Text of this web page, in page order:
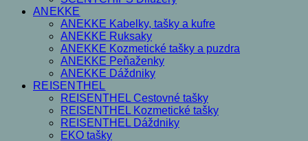
ANEKKE
ANEKKE Kabelky, tašky a kufre
ANEKKE Ruksaky
ANEKKE Kozmetické tašky a puzdra
ANEKKE Peňaženky
ANEKKE Dáždniky
REISENTHEL
REISENTHEL Cestovné tašky
REISENTHEL Kozmetické tašky
REISENTHEL Dáždniky
EKO tašky